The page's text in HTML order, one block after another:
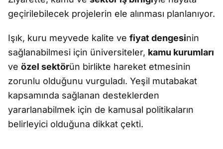
geçirilebilecek projelerin ele alınması planlanıyor.
Işık, kuru meyvede kalite ve fiyat dengesinin
sağlanabilmesi için üniversiteler, kamu kurumları
ve özel sektörün birlikte hareket etmesinin
zorunlu olduğunu vurguladı. Yeşil mutabakat
kapsamında sağlanan desteklerden
yararlanabilmek için de kamusal politikaların
belirleyici olduğuna dikkat çekti.